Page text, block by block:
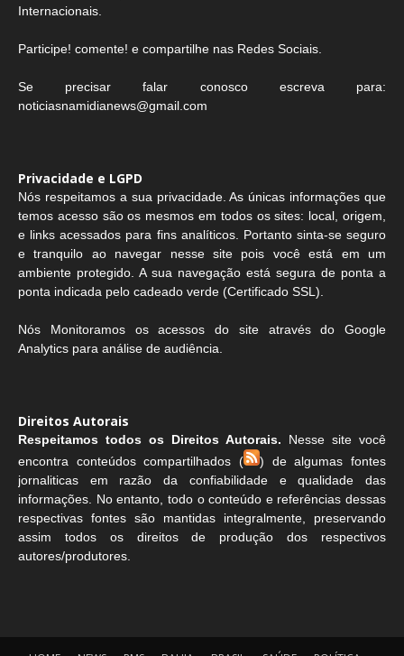
Internacionais.
Participe! comente! e compartilhe nas Redes Sociais.
Se precisar falar conosco escreva para:
noticiasnamidianews@gmail.com
Privacidade e LGPD
Nós respeitamos a sua privacidade. As únicas informações que
temos acesso são os mesmos em todos os sites: local, origem,
e links acessados para fins analíticos. Portanto sinta-se seguro
e tranquilo ao navegar nesse site pois você está em um
ambiente protegido. A sua navegação está segura de ponta a
ponta indicada pelo cadeado verde (Certificado SSL).
Nós Monitoramos os acessos do site através do Google
Analytics para análise de audiência.
Direitos Autorais
Respeitamos todos os Direitos Autorais. Nesse site você
encontra conteúdos compartilhados (
) de algumas fontes
jornaliticas em razão da confiabilidade e qualidade das
informações. No entanto, todo o conteúdo e referências dessas
respectivas fontes são mantidas integralmente, preservando
assim todos os direitos de produção dos respectivos
autores/produtores.